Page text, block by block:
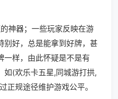
神器；一些玩家反映在游
别好，总是能拿到好牌，甚
一样，由此怀疑是不是有
如(欢乐卡五星,同城游打拱,
正规途径维护游戏公平。